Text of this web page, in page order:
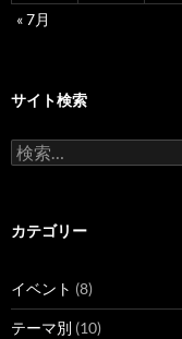
« 7月
サイト検索
検
索:
カテゴリー
イベント (8)
テーマ別 (10)